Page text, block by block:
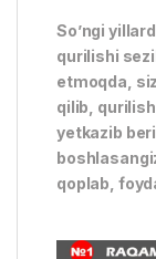
So’ngi
qurilishi
etmoqda,
qilib,
yetkazib
qoplab,